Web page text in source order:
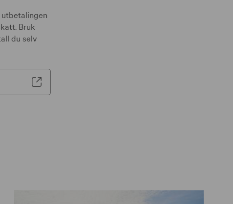
Bruk
du selv